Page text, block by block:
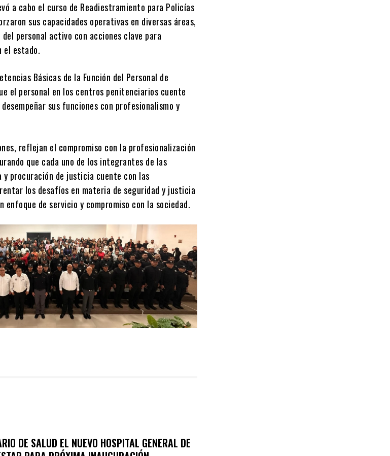
a cabo el curso de Readiestramiento para Policías
sus capacidades operativas en diversas áreas,
personal activo con acciones clave para
el estado.
Básicas de la Función del Personal de
el personal en los centros penitenciarios cuente
sus funciones con profesionalismo y
reflejan el compromiso con la profesionalización
que cada uno de los integrantes de las
procuración de justicia cuente con las
los desafíos en materia de seguridad y justicia
de servicio y compromiso con la sociedad.
DE SALUD EL NUEVO HOSPITAL GENERAL DE